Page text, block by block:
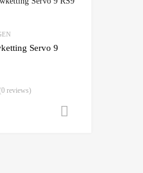
Servo 9
reviews)